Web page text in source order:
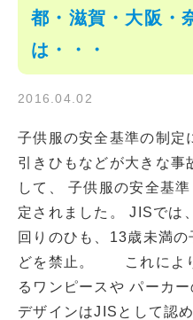
都・滋賀・大阪・
は・・・
2016.04.02
子供服の安全基準の制定
引きひもなどが大きな事
して、 子供服の安全基
定されました。 JISでは
回りのひも、13歳未満
どを禁止。 これによ
るワンピースや パーカ
デザインはJISとして認